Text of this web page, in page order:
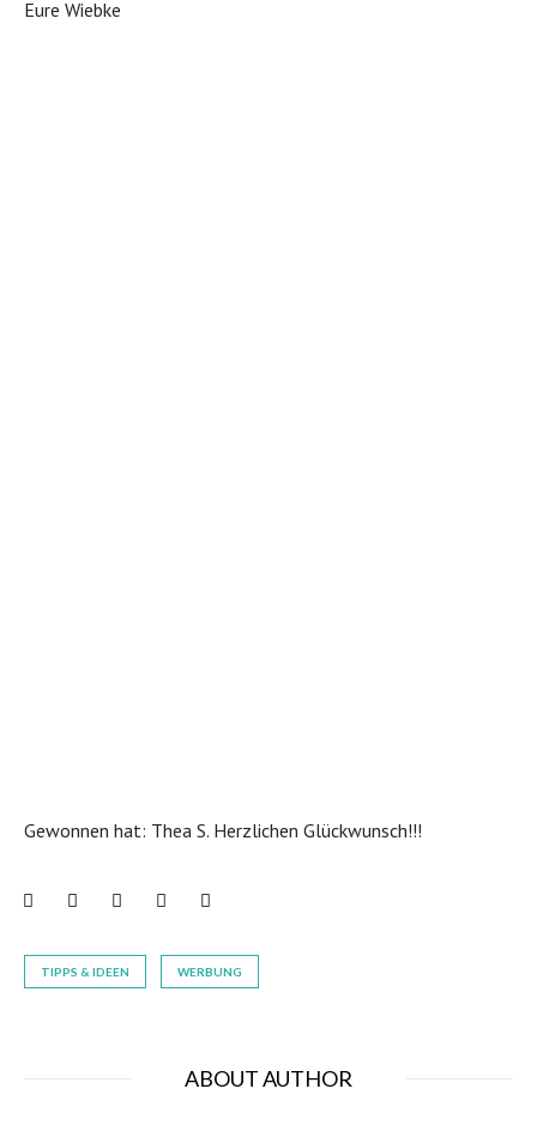
Eure Wiebke
Gewonnen hat: Thea S. Herzlichen Glückwunsch!!!
Tagged
in:
TIPPS & IDEEN WERBUNG
ABOUT AUTHOR